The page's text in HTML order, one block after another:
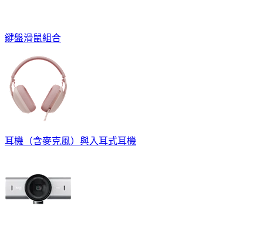
鍵盤滑鼠組合
耳機（含麥克風）與入耳式耳機